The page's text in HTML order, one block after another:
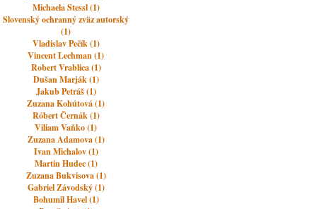
Michaela Stessl (1)
Slovenský ochranný zväz autorský
(1)
Vladislav Pečík (1)
Vincent Lechman (1)
Robert Vrablica (1)
Dušan Marják (1)
Jakub Petráš (1)
Zuzana Kohútová (1)
Róbert Černák (1)
Viliam Vaňko (1)
Zuzana Adamova (1)
Ivan Michalov (1)
Martin Hudec (1)
Zuzana Bukvisova (1)
Gabriel Závodský (1)
Bohumil Havel (1)